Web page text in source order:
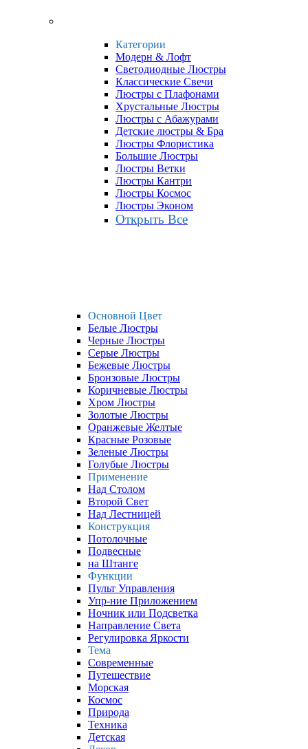
Категории
Модерн & Лофт
Светодиодные Люстры
Классические Свечи
Люстры с Плафонами
Хрустальные Люстры
Люстры с Абажурами
Детские люстры & Бра
Люстры Флористика
Большие Люстры
Люстры Ветки
Люстры Кантри
Люстры Космос
Люстры Эконом
Открыть Все
Основной Цвет
Белые Люстры
Черные Люстры
Серые Люстры
Бежевые Люстры
Бронзовые Люстры
Коричневые Люстры
Хром Люстры
Золотые Люстры
Оранжевые Желтые
Красные Розовые
Зеленые Люстры
Голубые Люстры
Применение
Над Столом
Второй Свет
Над Лестницей
Конструкция
Потолочные
Подвесные
на Штанге
Функции
Пульт Управления
Упр-ние Приложением
Ночник или Подсветка
Направление Света
Регулировка Яркости
Тема
Современные
Путешествие
Морская
Космос
Природа
Техника
Детская